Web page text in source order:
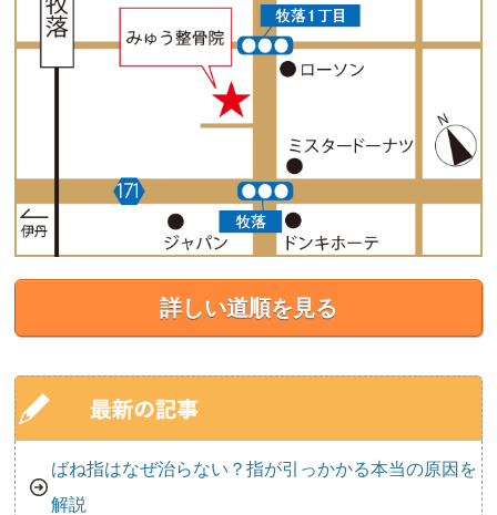
詳しい道順を見る
ばね指はなぜ治らない？指が引っかかる本当の原因を
解説